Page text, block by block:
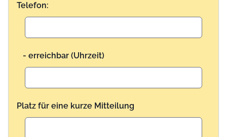
Telefon:
- erreichbar (Uhrzeit)
Platz für eine kurze Mitteilung